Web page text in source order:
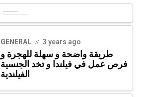
GENERAL 3 years ago
طريقة واضحة و سهلة للهجرة و
فرص عمل في فيلندا و تخد الجنسية
الفيلندية